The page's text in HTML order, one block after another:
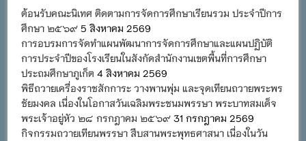
ต้อนรับคณะนิเทศ ติดตามการจัดการศึกษาเรียนรวม ประจำปีการ
ศึกษา ๒๕๖๙ 5 สิงหาคม 2569
การอบรมการจัดทำแผนพัฒนาการจัดการศึกษาและแผนปฏิบัติ
การประจำปีของโรงเรียนในสังกัดสำนักงานเขตพื้นที่การศึกษา
ประถมศึกษาภูเก็ต 4 สิงหาคม 2569
พิธีถวายเครื่องราชสักการะ วางพานพุ่ม และจุดเทียนถวายพระพร
ชัยมงคล เนื่องในโอกาสวันเฉลิมพระชนมพรรษา พระบาทสมเด็จ
พระเจ้าอยู่หัว ๒๘ กรกฎาคม ๒๕๖๙ 31 กรกฎาคม 2569
กิจกรรมถวายเทียนพรรษา สืบสานพระพุทธศาสนา เนื่องในวัน